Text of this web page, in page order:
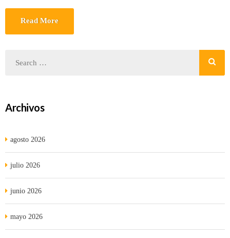
Read More
Archivos
agosto 2026
julio 2026
junio 2026
mayo 2026